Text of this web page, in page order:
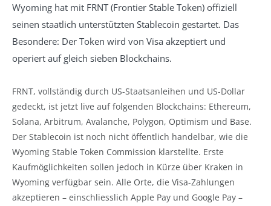
Wyoming hat mit FRNT (Frontier Stable Token) offiziell
seinen staatlich unterstützten Stablecoin gestartet. Das
Besondere: Der Token wird von Visa akzeptiert und
operiert auf gleich sieben Blockchains.
FRNT, vollständig durch US-Staatsanleihen und US-Dollar
gedeckt, ist jetzt live auf folgenden Blockchains: Ethereum,
Solana, Arbitrum, Avalanche, Polygon, Optimism und Base.
Der Stablecoin ist noch nicht öffentlich handelbar, wie die
Wyoming Stable Token Commission klarstellte. Erste
Kaufmöglichkeiten sollen jedoch in Kürze über Kraken in
Wyoming verfügbar sein. Alle Orte, die Visa-Zahlungen
akzeptieren – einschliesslich Apple Pay und Google Pay –